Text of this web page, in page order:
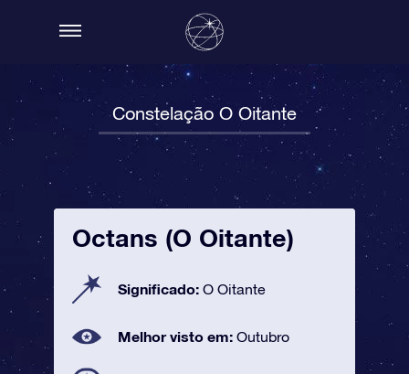
Constelação O Oitante
Octans (O Oitante)
Significado: O Oitante
Melhor visto em: Outubro